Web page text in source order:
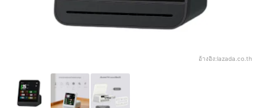
อ้างอิง:lazada.co.th